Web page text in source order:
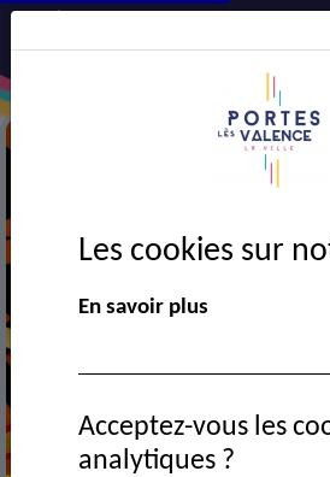
Les cookies sur
En savoir plus
Acceptez-vous les
analytiques ?